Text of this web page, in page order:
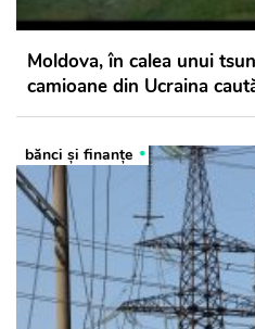
Moldova, în calea unui
camioane din Ucraina
bănci şi finanţe